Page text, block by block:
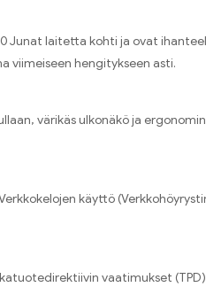
Junat laitetta kohti ja ovat
viimeiseen hengitykseen asti.
värikäs ulkonäkö ja
käyttö
vaatimukset